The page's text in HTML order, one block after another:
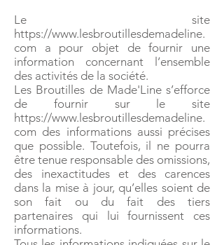
Le site
https://www.lesbroutillesdemadeline.
com a pour objet de fournir une
information concernant l’ensemble
des activités de la société.
Les Broutilles de Made'Line s’efforce
de fournir sur le site
https://www.lesbroutillesdemadeline.
com des informations aussi précises
que possible. Toutefois, il ne pourra
être tenue responsable des omissions,
des inexactitudes et des carences
dans la mise à jour, qu’elles soient de
son fait ou du fait des tiers
partenaires qui lui fournissent ces
informations.